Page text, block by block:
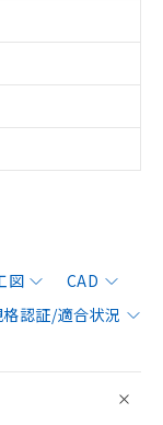
図
CAD
格認証/適合状況